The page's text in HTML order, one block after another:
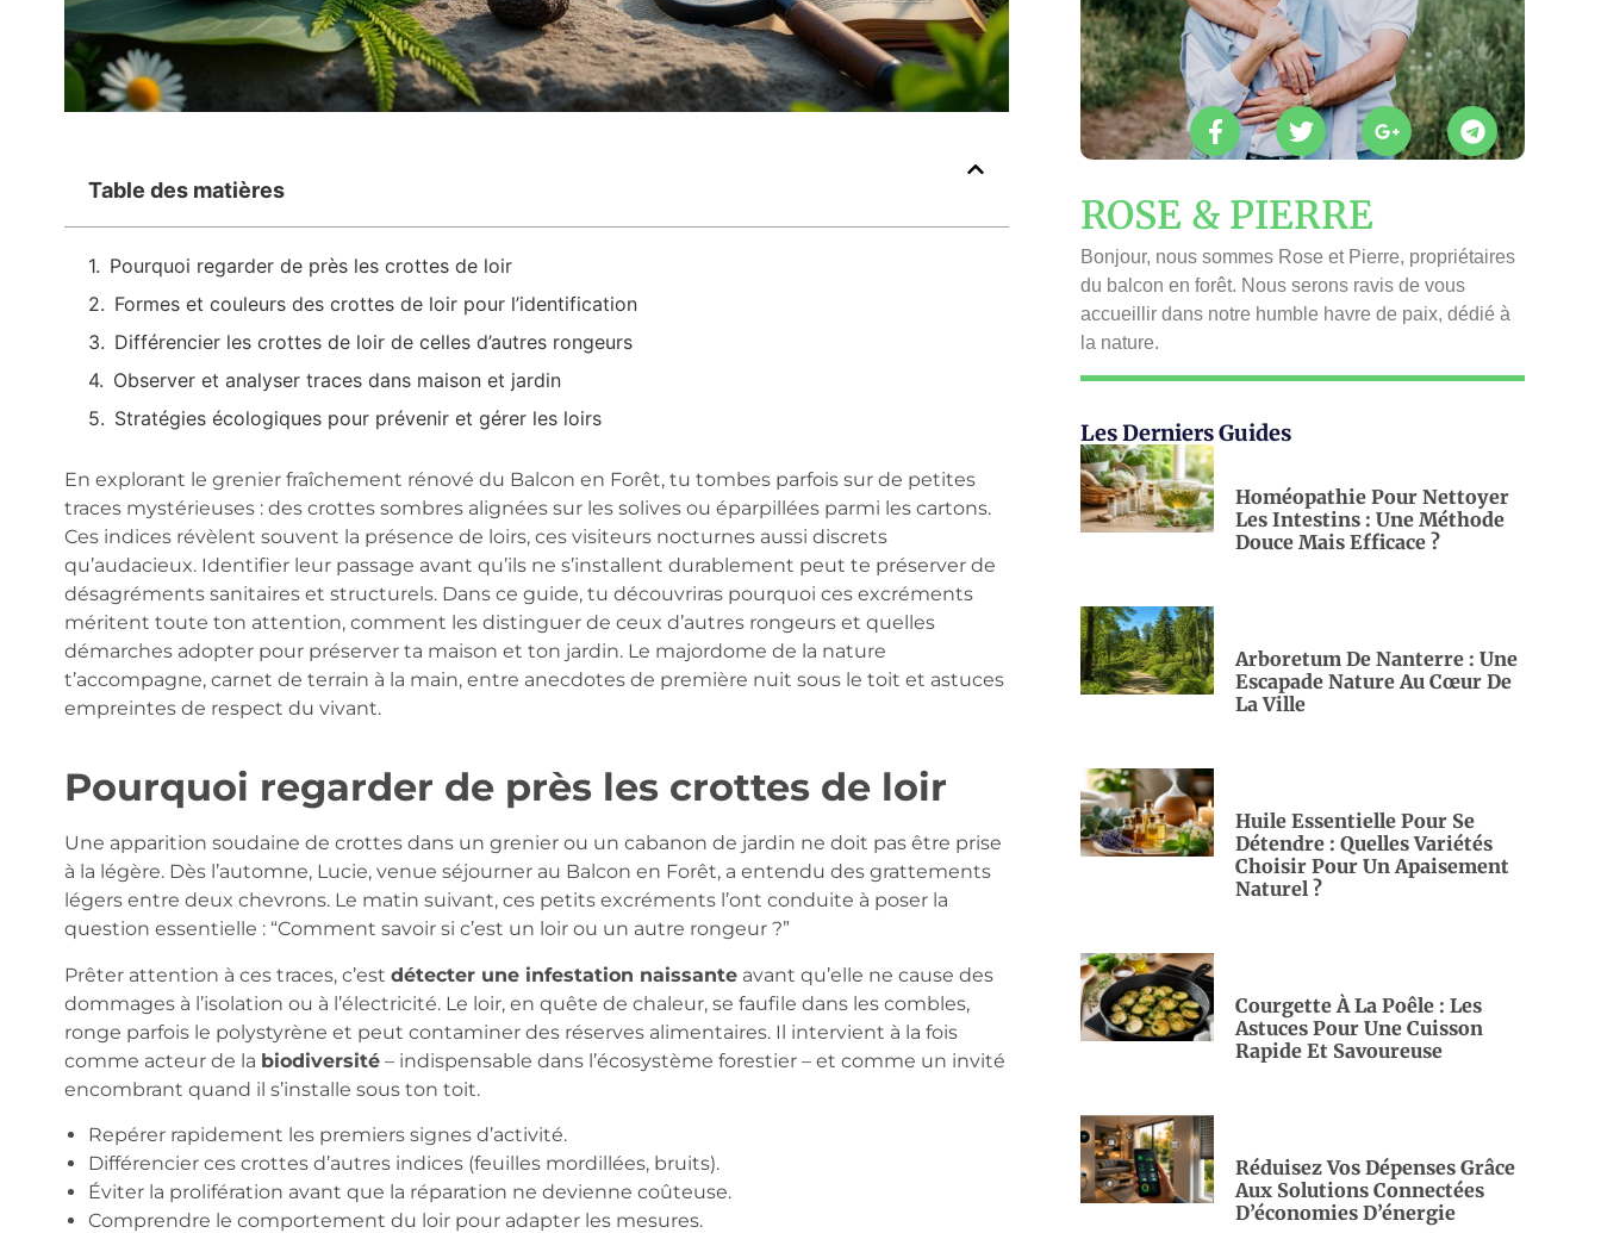
Table des matières
Pourquoi regarder de près les crottes de loir
Formes et couleurs des crottes de loir pour l’identification
Différencier les crottes de loir de celles d’autres rongeurs
Observer et analyser traces dans maison et jardin
Stratégies écologiques pour prévenir et gérer les loirs
En explorant le grenier fraîchement rénové du Balcon en Forêt, tu tombes parfois sur de petites
traces mystérieuses : des crottes sombres alignées sur les solives ou éparpillées parmi les cartons.
Ces indices révèlent souvent la présence de loirs, ces visiteurs nocturnes aussi discrets
qu’audacieux. Identifier leur passage avant qu’ils ne s’installent durablement peut te préserver de
désagréments sanitaires et structurels. Dans ce guide, tu découvriras pourquoi ces excréments
méritent toute ton attention, comment les distinguer de ceux d’autres rongeurs et quelles
démarches adopter pour préserver ta maison et ton jardin. Le majordome de la nature
t’accompagne, carnet de terrain à la main, entre anecdotes de première nuit sous le toit et astuces
empreintes de respect du vivant.
Pourquoi regarder de près les crottes de loir
Une apparition soudaine de crottes dans un grenier ou un cabanon de jardin ne doit pas être prise
à la légère. Dès l’automne, Lucie, venue séjourner au Balcon en Forêt, a entendu des grattements
légers entre deux chevrons. Le matin suivant, ces petits excréments l’ont conduite à poser la
question essentielle : “Comment savoir si c’est un loir ou un autre rongeur ?”
Prêter attention à ces traces, c’est détecter une infestation naissanteavant qu’elle ne cause des
dommages à l’isolation ou à l’électricité. Le loir, en quête de chaleur, se faufile dans les combles,
ronge parfois le polystyrène et peut contaminer des réserves alimentaires. Il intervient à la fois
comme acteur de la biodiversité– indispensable dans l’écosystème forestier – et comme un invité
encombrant quand il s’installe sous ton toit.
Repérer rapidement les premiers signes d’activité.
Différencier ces crottes d’autres indices (feuilles mordillées, bruits).
Éviter la prolifération avant que la réparation ne devienne coûteuse.
Comprendre le comportement du loir pour adapter les mesures.
ROSE & PIERRE
Bonjour, nous sommes Rose et Pierre, propriétaires
du balcon en forêt. Nous serons ravis de vous
accueillir dans notre humble havre de paix, dédié à
la nature.
Les Derniers Guides
Homéopathie Pour Nettoyer
Les Intestins : Une Méthode
Douce Mais Efficace ?
Arboretum De Nanterre : Une
Escapade Nature Au Cœur De
La Ville
Huile Essentielle Pour Se
Détendre : Quelles Variétés
Choisir Pour Un Apaisement
Naturel ?
Courgette À La Poêle : Les
Astuces Pour Une Cuisson
Rapide Et Savoureuse
Réduisez Vos Dépenses Grâce
Aux Solutions Connectées
D’économies D’énergie